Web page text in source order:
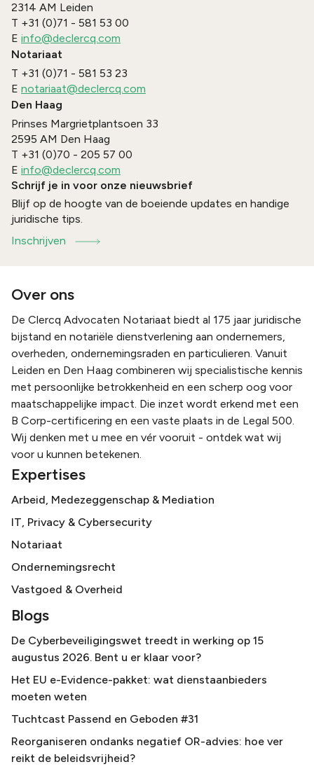
2314 AM Leiden
T +31 (0)71 - 581 53 00
E info@declercq.com
Notariaat
T +31 (0)71 - 581 53 23
E notariaat@declercq.com
Den Haag
Prinses Margrietplantsoen 33
2595 AM Den Haag
T +31 (0)70 - 205 57 00
E info@declercq.com
Schrijf je in voor onze nieuwsbrief
Blijf op de hoogte van de boeiende updates en handige
juridische tips.
Inschrijven
Over ons
De Clercq Advocaten Notariaat biedt al 175 jaar juridische
bijstand en notariële dienstverlening aan ondernemers,
overheden, ondernemingsraden en particulieren. Vanuit
Leiden en Den Haag combineren wij specialistische kennis
met persoonlijke betrokkenheid en een scherp oog voor
maatschappelijke impact. Die inzet wordt erkend met een
B Corp-certificering en een vaste plaats in de Legal 500.
Wij denken met u mee en vér vooruit - ontdek wat wij
voor u kunnen betekenen.
Expertises
Arbeid, Medezeggenschap & Mediation
IT, Privacy & Cybersecurity
Notariaat
Ondernemingsrecht
Vastgoed & Overheid
Blogs
De Cyberbeveiligingswet treedt in werking op 15
augustus 2026. Bent u er klaar voor?
Het EU e-Evidence-pakket: wat dienstaanbieders
moeten weten
Tuchtcast Passend en Geboden #31
Reorganiseren ondanks negatief OR-advies: hoe ver
reikt de beleidsvrijheid?